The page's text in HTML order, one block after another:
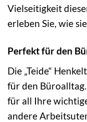
Vielseitigkeit
erleben Sie, wie
Perfekt für den
Die „Teide“
für den
für all Ihre
andere